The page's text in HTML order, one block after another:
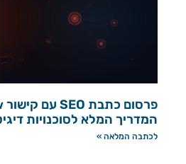
המדריך המלא לסוכנויות
לכתבה המלאה »